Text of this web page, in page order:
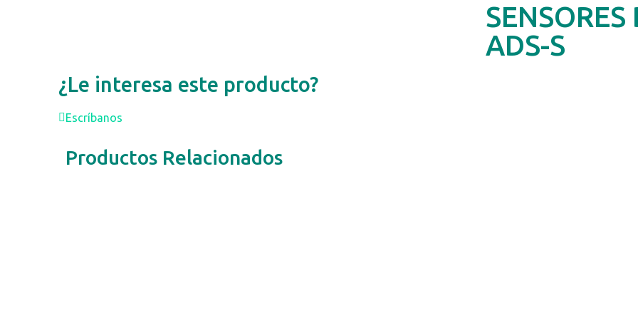
SENSORES
ADS-S
¿Le interesa este producto?
Escríbanos
Productos Relacionados